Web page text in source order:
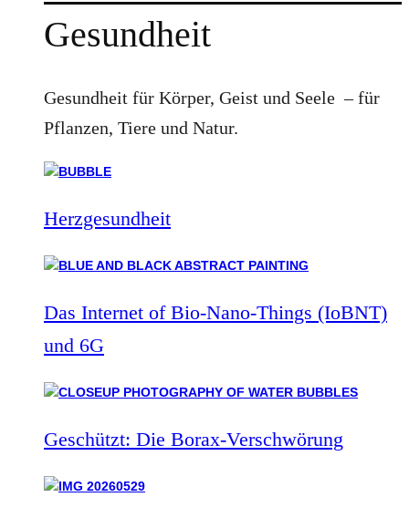
Gesundheit
Gesundheit für Körper, Geist und Seele – für
Pflanzen, Tiere und Natur.
Herzgesundheit
Das Internet of Bio-Nano-Things (IoBNT)
und 6G
Geschützt: Die Borax-Verschwörung